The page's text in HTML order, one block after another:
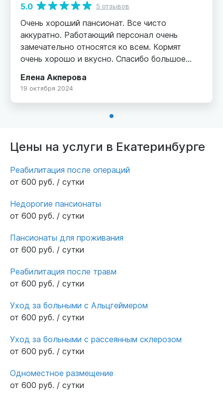
5.0 5 отзывов
Очень хороший пансионат. Все чисто
аккуратно. Работающий персонал очень
замечательно относятся ко всем. Кормят
очень хорошо и вкусно. Спасибо большое
когда есть такие люди которые помогают
пожелым.
Елена Акперова
19 октября 2024
Цены на услуги в Екатеринбурге
Реабилитация после операций
от 600 руб. / сутки
Недорогие пансионаты
от 600 руб. / сутки
Пансионаты для проживания
от 600 руб. / сутки
Реабилитация после травм
от 600 руб. / сутки
Уход за больными с Альцгеймером
от 600 руб. / сутки
Уход за больными с рассеянным склерозом
от 600 руб. / сутки
Одноместное размещение
от 600 руб. / сутки